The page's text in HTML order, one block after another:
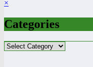
×
Categories
Categories